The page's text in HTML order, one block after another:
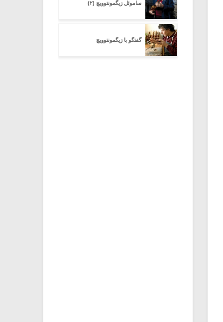
ساموئل زیگمونتوویچ (۲)
گفتگو با زیگمونتوویچ